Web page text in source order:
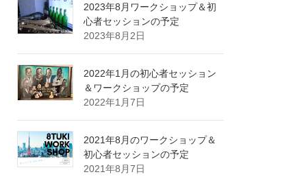
2023年8月ワークショップ＆初
心者セッションの予定
2023年8月2日
2022年1月の初心者セッション
＆ワークショップの予定
2022年1月7日
2021年8月のワークショップ＆
初心者セッションの予定
2021年8月7日